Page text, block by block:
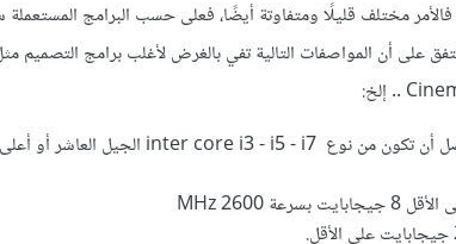
فالأمر مختلف قليلًا ومتفاوتة أيضًا، فعلى حسب البرامج